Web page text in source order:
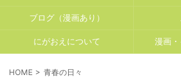
ブログ（漫画あり）
にがおえについて 漫画
HOME > 青春の日々